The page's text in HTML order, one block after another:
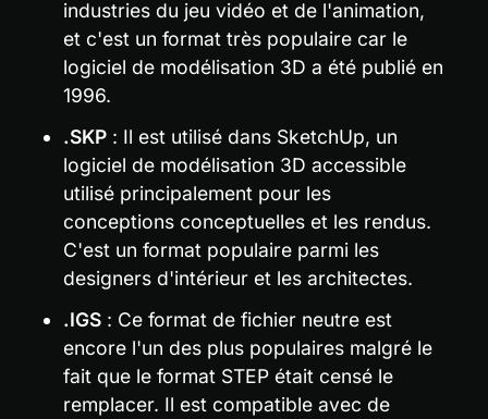
industries du jeu vidéo et de l'animation,
et c'est un format très populaire car le
logiciel de modélisation 3D a été publié en
1996.
.SKP : Il est utilisé dans SketchUp, un
logiciel de modélisation 3D accessible
utilisé principalement pour les
conceptions conceptuelles et les rendus.
C'est un format populaire parmi les
designers d'intérieur et les architectes.
.IGS : Ce format de fichier neutre est
encore l'un des plus populaires malgré le
fait que le format STEP était censé le
remplacer. Il est compatible avec de